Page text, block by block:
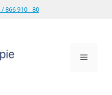
/ 866 910 - 80
Menü